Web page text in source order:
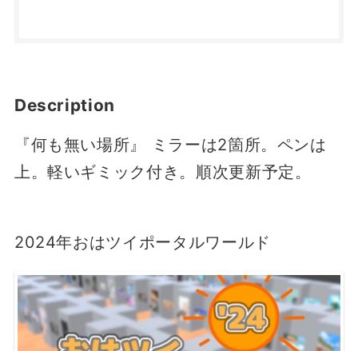
Description
『何も無い場所』 ミラーは2箇所。ペンは
上。軽いギミック付き。順次更新予定。
2024年おはツイポータルワールド